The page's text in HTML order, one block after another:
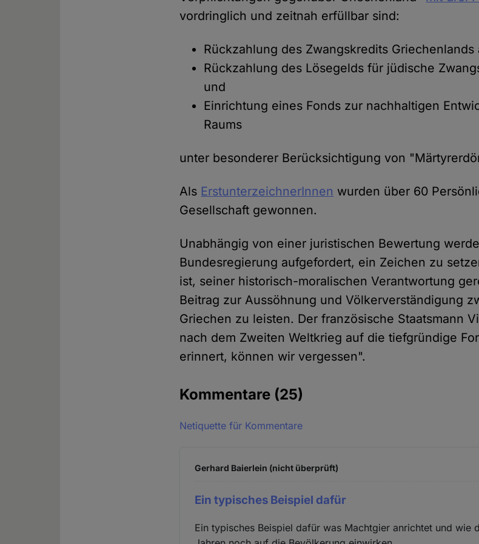
vordringlich und zeitnah erfüllbar sind:
Rückzahlung des Zwangskredits
Rückzahlung des Lösegelds für jüdische
und
Einrichtung eines Fonds zur nachhaltigen
Raums
unter besonderer Berücksichtigung von
Als ErstunterzeichnerInnen wurden über 60
Gesellschaft gewonnen.
Unabhängig von einer juristischen Bewertung
Bundesregierung aufgefordert, ein Zeichen zu
ist, seiner historisch-moralischen Verantwortung
Beitrag zur Aussöhnung und Völkerverständigung
Griechen zu leisten. Der französische Staatsmann
nach dem Zweiten Weltkrieg auf die tiefgründige
erinnert, können wir vergessen".
Kommentare (25)
Netiquette für Kommentare
Gerhard Baierlein (nicht überprüft)
Ein typisches Beispiel dafür
Ein typisches Beispiel dafür was Machtgier anrichtet und wie